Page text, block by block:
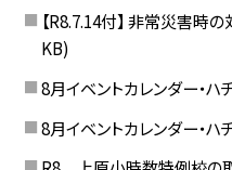
【R8.7.14付】 非常災害時の
KB)
8月イベントカレンダー・
8月イベントカレンダー・